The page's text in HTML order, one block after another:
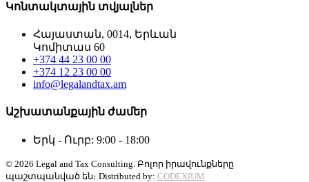
Կոնտակտային տվյալներ
Հայաստան, 0014, Երևան
Կոմիտաս 60
+374 44 23 00 00
+374 12 23 00 00
info@legalandtax.am
Աշխատանքային ժամեր
Երկ - Ուրբ: 9:00 - 18:00
© 2026 Legal and Tax Consulting. Բոլոր իրավունքները
պաշտպանված են։ Distributed by: CODEXIUM